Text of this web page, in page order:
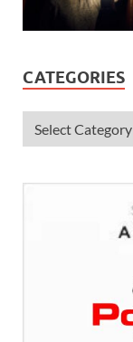
CATEGORIES